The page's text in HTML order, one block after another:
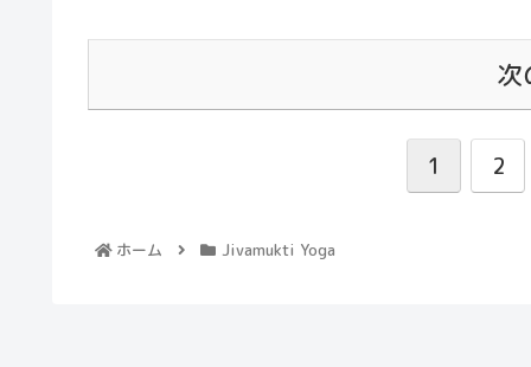
次
1 2
ホーム Jivamukti Yoga